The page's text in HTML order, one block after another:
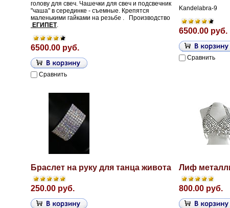
голову для свеч. Чашечки для свеч и подсвечник
"чаша" в серединке - съемные. Крепятся
маленькими гайками на резьбе . Производство
ЕГИПЕТ.
6500.00 руб.
Сравнить
Kandelabra-9
6500.00 руб.
Сравнить
Браслет на руку для танца живота
250.00 руб.
Лиф
800.00 руб.